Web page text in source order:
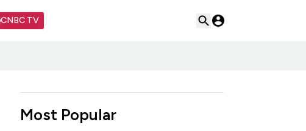
CNBC TV
Most Popular